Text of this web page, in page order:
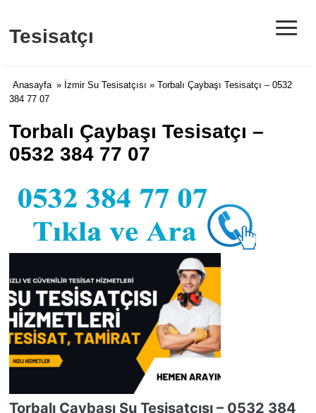
Tesisatçı ≡
Anasayfa » İzmir Su Tesisatçısı » Torbalı Çaybaşı Tesisatçı – 0532
384 77 07
Torbalı Çaybaşı Tesisatçı –
0532 384 77 07
Torbalı Çaybaşı Su Tesisatçısı – 0532 384